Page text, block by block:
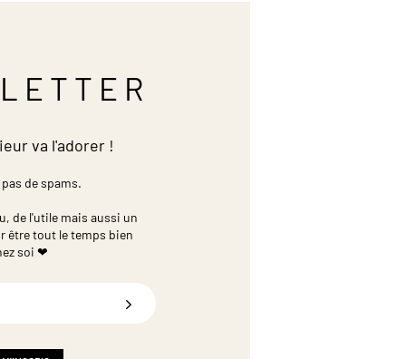
va l'adorer !
de spams.
de l'utile mais aussi un
être tout le temps bien
soi ❤